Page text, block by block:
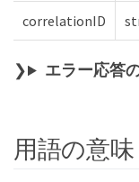
correlationID
エラー応答
用語の意味